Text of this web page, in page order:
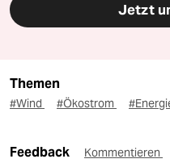
Jetzt
Themen
#Wind #Ökostrom
Feedback Kommentieren